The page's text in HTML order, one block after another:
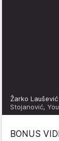
Žarko Laušević
Stojanović,
BONUS